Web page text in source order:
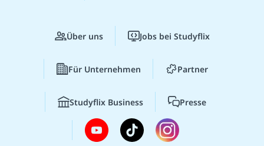
Über uns Jobs bei Studyflix
Für Unternehmen Partner
Studyflix Business Presse